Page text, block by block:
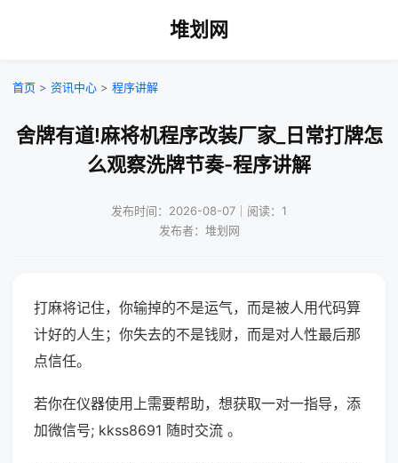
堆划网
首页 > 资讯中心 > 程序讲解
舍牌有道!麻将机程序改装厂家_日常打牌怎
么观察洗牌节奏-程序讲解
发布时间：2026-08-07｜阅读：1
发布者：堆划网
打麻将记住，你输掉的不是运气，而是被人用代码算
计好的人生；你失去的不是钱财，而是对人性最后那
点信任。
若你在仪器使用上需要帮助，想获取一对一指导，添
加微信号; kkss8691 随时交流 。